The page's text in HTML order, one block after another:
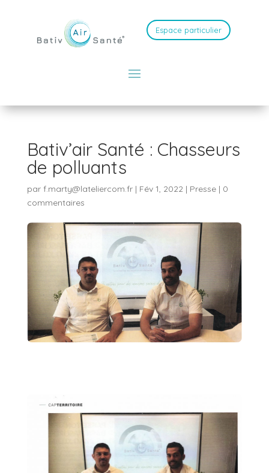
Espace particulier
Bativ’air Santé : Chasseurs
de polluants
par f.marty@lateliercom.fr| Fév 1, 2022 | Presse| 0
commentaires